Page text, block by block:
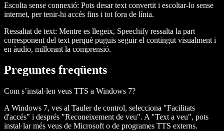
Escolta sense connexió: Pots desar text convertit i escoltar-lo sense
internet, per tenir-hi accés fins i tot fora de línia.
Ressaltat de text: Mentre es llegeix, Speechify ressalta la part
corresponent del text perquè puguis seguir el contingut visualment i
en àudio, millorant la comprensió.
Preguntes freqüents
Com s’instal·len veus TTS a Windows 7?
A Windows 7, ves al Tauler de control, selecciona "Facilitats
d'accés" i després "Reconeixement de veu". A "Text a veu", pots
instal·lar més veus de Microsoft o de programes TTS externs.